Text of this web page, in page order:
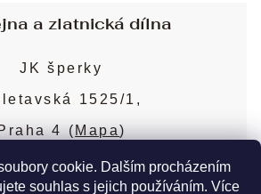
cookie. Dalším procházením
souhlas s jejich používáním. Více
schůzky
a zlatnická dílna
JK šperky
1525/1,
4 ( Mapa)
Více o prodejně